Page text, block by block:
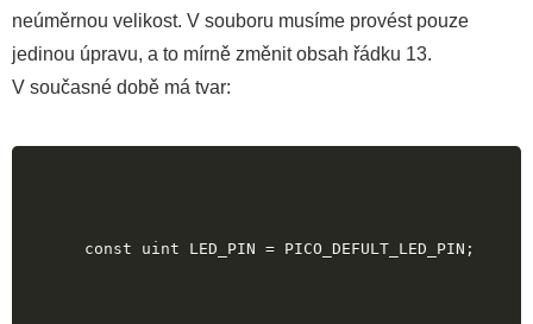
neúměrnou velikost. V souboru musíme provést pouze
jedinou úpravu, a to mírně změnit obsah řádku 13.
V současné době má tvar:
const uint LED_PIN = PICO_DEFULT_LED_PIN;